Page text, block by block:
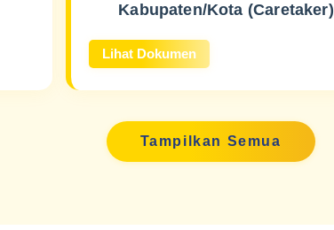
Kabupaten/Kota (Caretaker)
Lihat Dokumen
Tampilkan Semua